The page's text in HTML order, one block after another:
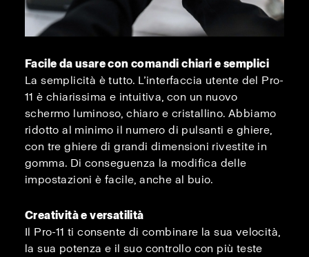
Facile da usare con comandi chiari e semplici
La semplicità è tutto. L’interfaccia utente del Pro-
11 è chiarissima e intuitiva, con un nuovo
schermo luminoso, chiaro e cristallino. Abbiamo
ridotto al minimo il numero di pulsanti e ghiere,
con tre ghiere di grandi dimensioni rivestite in
gomma. Di conseguenza la modifica delle
impostazioni è facile, anche al buio.
Creatività e versatilità
Il Pro-11 ti consente di combinare la sua velocità,
la sua potenza e il suo controllo con più teste